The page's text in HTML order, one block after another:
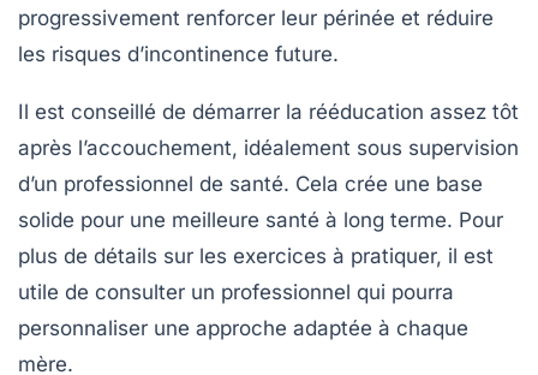
progressivement renforcer leur périnée et réduire
les risques d’incontinence future.
Il est conseillé de démarrer la rééducation assez tôt
après l’accouchement, idéalement sous supervision
d’un professionnel de santé. Cela crée une base
solide pour une meilleure santé à long terme. Pour
plus de détails sur les exercices à pratiquer, il est
utile de consulter un professionnel qui pourra
personnaliser une approche adaptée à chaque
mère.